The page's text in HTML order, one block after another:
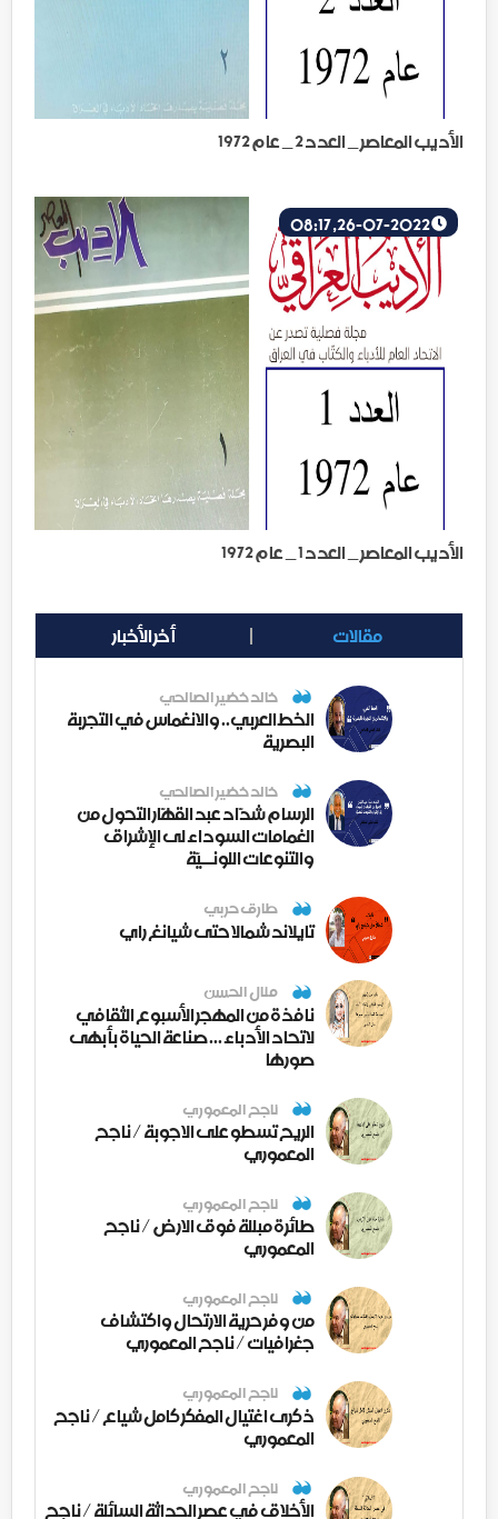
الأديب المعاصر _ العدد 2 _ عام 1972
الأديب المعاصر _ العدد 1 _ عام 1972
مقالات أخر الأخبار
خالد خضير الصالحي
الخط العربي.. والانغماس في التجربة
البصرية
خالد خضير الصالحي
الرسام شدّاد عبد القهّار التحول من
الغمامات السوداء لى الإشراق
والتنوعات اللونــيّة
طارق حربي
تايلاند شمالا حتى شيانغ راي
منال الحسن
نافذة من المهجر الأسبوع الثقافي
لاتحاد الأدباء ... صناعة الحياة بأبهى
صورها
ناجح المعموري
الريح تسطو على الاجوبة / ناجح
المعموري
ناجح المعموري
طائرة مبللة فوق الارض / ناجح
المعموري
ناجح المعموري
من وفر حرية الارتحال واكتشاف
جغرافيات / ناجح المعموري
ناجح المعموري
ذكرى اغتيال المفكر كامل شياع / ناجح
المعموري
ناجح المعموري
الأخلاق في عصر الحداثة السائلة / ناجح